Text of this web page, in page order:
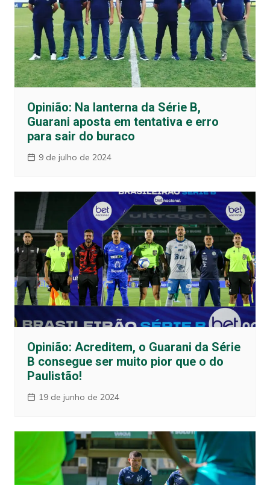
Opinião: Na lanterna da Série B,
Guarani aposta em tentativa e erro
para sair do buraco
9 de julho de 2024
Opinião: Acreditem, o Guarani da Série
B consegue ser muito pior que o do
Paulistão!
19 de junho de 2024